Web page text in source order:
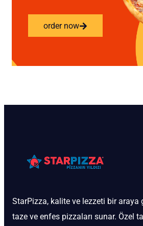
order now
StarPizza, kalite ve lezzeti bir araya
taze ve enfes pizzaları sunar. Özel